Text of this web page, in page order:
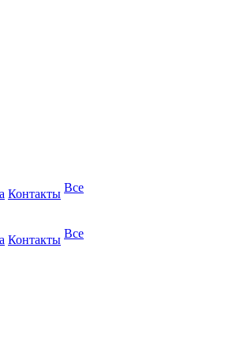
Контакты Все
Контакты Все